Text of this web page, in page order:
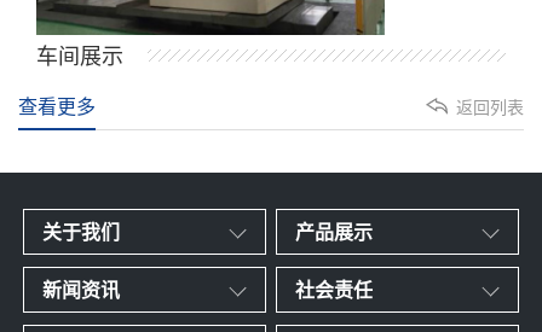
车间展示
返回列表
查看更多
关于我们 产品展示
新闻资讯 社会责任